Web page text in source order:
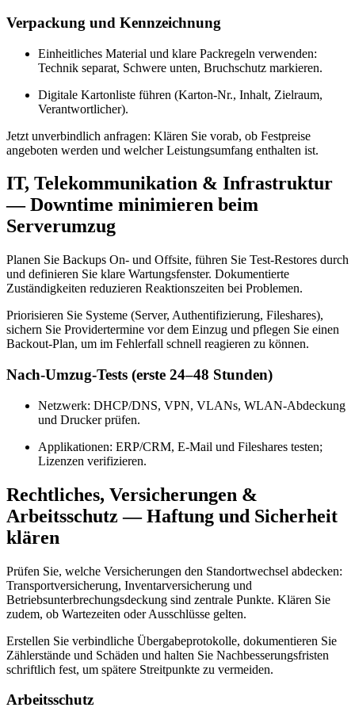
Verpackung und Kennzeichnung
Einheitliches Material und klare Packregeln verwenden:
Technik separat, Schwere unten, Bruchschutz markieren.
Digitale Kartonliste führen (Karton‑Nr., Inhalt, Zielraum,
Verantwortlicher).
Jetzt unverbindlich anfragen: Klären Sie vorab, ob Festpreise
angeboten werden und welcher Leistungsumfang enthalten ist.
IT, Telekommunikation & Infrastruktur
— Downtime minimieren beim
Serverumzug
Planen Sie Backups On‑ und Offsite, führen Sie Test‑Restores durch
und definieren Sie klare Wartungsfenster. Dokumentierte
Zuständigkeiten reduzieren Reaktionszeiten bei Problemen.
Priorisieren Sie Systeme (Server, Authentifizierung, Fileshares),
sichern Sie Providertermine vor dem Einzug und pflegen Sie einen
Backout‑Plan, um im Fehlerfall schnell reagieren zu können.
Nach‑Umzug‑Tests (erste 24–48 Stunden)
Netzwerk: DHCP/DNS, VPN, VLANs, WLAN‑Abdeckung
und Drucker prüfen.
Applikationen: ERP/CRM, E‑Mail und Fileshares testen;
Lizenzen verifizieren.
Rechtliches, Versicherungen &
Arbeitsschutz — Haftung und Sicherheit
klären
Prüfen Sie, welche Versicherungen den Standortwechsel abdecken:
Transportversicherung, Inventarversicherung und
Betriebsunterbrechungsdeckung sind zentrale Punkte. Klären Sie
zudem, ob Wartezeiten oder Ausschlüsse gelten.
Erstellen Sie verbindliche Übergabeprotokolle, dokumentieren Sie
Zählerstände und Schäden und halten Sie Nachbesserungsfristen
schriftlich fest, um spätere Streitpunkte zu vermeiden.
Arbeitsschutz